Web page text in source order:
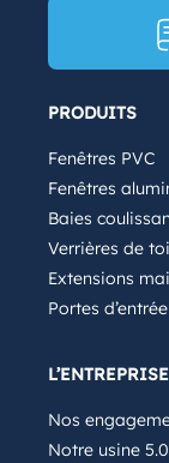
PRODUITS
Fenêtres PVC
Fenêtres
Baies
Verrières de
Extensions
Portes d’entrée
L’ENTREPRISE
Nos
Notre usine 5.0